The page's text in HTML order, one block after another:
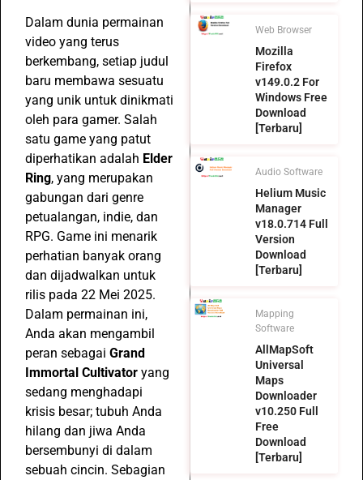
Dalam dunia permainan
video yang terus
berkembang, setiap judul
baru membawa sesuatu
yang unik untuk dinikmati
oleh para gamer. Salah
satu game yang patut
diperhatikan adalah Elder
Ring, yang merupakan
gabungan dari genre
petualangan, indie, dan
RPG. Game ini menarik
perhatian banyak orang
dan dijadwalkan untuk
rilis pada 22 Mei 2025.
Dalam permainan ini,
Anda akan mengambil
peran sebagai Grand
Immortal Cultivator yang
sedang menghadapi
krisis besar; tubuh Anda
hilang dan jiwa Anda
bersembunyi di dalam
sebuah cincin. Sebagian
Web Browser
Mozilla
Firefox
v149.0.2 For
Windows Free
Download
[Terbaru]
Audio Software
Helium Music
Manager
v18.0.714 Full
Version
Download
[Terbaru]
Mapping
Software
AllMapSoft
Universal
Maps
Downloader
v10.250 Full
Free
Download
[Terbaru]